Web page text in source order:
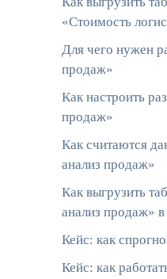
«Стоимость
Для чего нужен
продаж»
Как настроить
продаж»
Как считаются
анализ продаж»
Как выгрузить
анализ продаж»
Кейс: как
Кейс: как